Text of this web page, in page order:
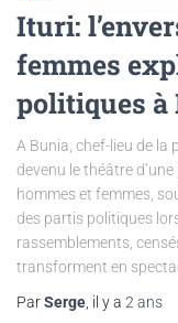
Ituri:
femmes
politiques à
A Bunia, chef-lieu de la
devenu le théâtre
hommes et femmes,
des partis politiques
rassemblements,
transforment en
ParSerge, il y a 2 ans